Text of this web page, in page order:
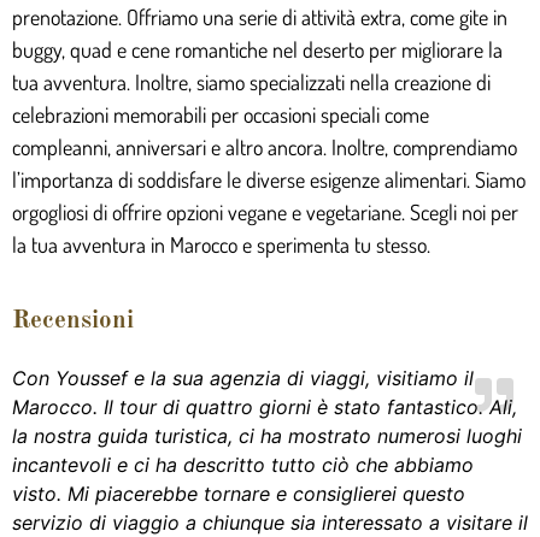
prenotazione. Offriamo una serie di attività extra, come gite in
buggy, quad e cene romantiche nel deserto per migliorare la
tua avventura. Inoltre, siamo specializzati nella creazione di
celebrazioni memorabili per occasioni speciali come
compleanni, anniversari e altro ancora. Inoltre, comprendiamo
l’importanza di soddisfare le diverse esigenze alimentari. Siamo
orgogliosi di offrire opzioni vegane e vegetariane. Scegli noi per
la tua avventura in Marocco e sperimenta tu stesso.
Recensioni
Con Youssef e la sua agenzia di viaggi, visitiamo il
Marocco. Il tour di quattro giorni è stato fantastico. Ali,
la nostra guida turistica, ci ha mostrato numerosi luoghi
incantevoli e ci ha descritto tutto ciò che abbiamo
visto. Mi piacerebbe tornare e consiglierei questo
servizio di viaggio a chiunque sia interessato a visitare il